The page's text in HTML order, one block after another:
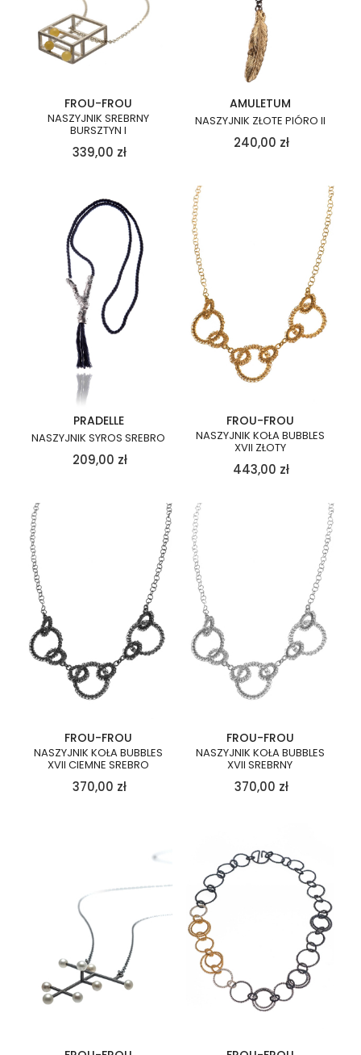
FROU-FROU
NASZYJNIK SREBRNY
BURSZTYN I
339,00 zł
AMULETUM
NASZYJNIK ZŁOTE PIÓRO II
240,00 zł
PRADELLE
NASZYJNIK SYROS SREBRO
209,00 zł
FROU-FROU
NASZYJNIK KOŁA BUBBLES
XVII ZŁOTY
443,00 zł
FROU-FROU
NASZYJNIK KOŁA BUBBLES
XVII CIEMNE SREBRO
370,00 zł
FROU-FROU
NASZYJNIK KOŁA BUBBLES
XVII SREBRNY
370,00 zł